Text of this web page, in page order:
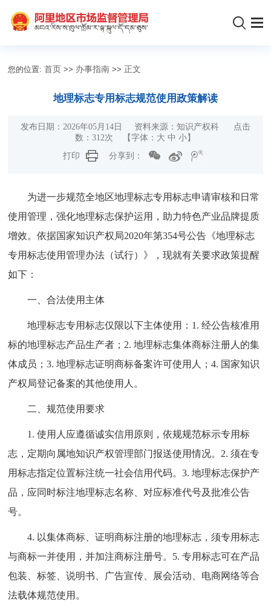
您的位置:首页 >> 办事指南 >> 正文
地理标志专用标志规范使用政策解读
发布日期：2026年05月14日 资料来源：知识产权科 点击
数：312次 【字体： 大 中 小 】
打印
分享到：
为进一步规范全地区地理标志专用标志申请审核和日常
使用管理，强化地理标志保护运用，助力特色产业品牌提质
增效。依据国家知识产权局2020年第354号公告《地理标志
专用标志使用管理办法（试行）》，现就有关要求政策提醒
如下：
一、合法使用主体
地理标志专用标志仅限以下主体使用：1. 经公告核准用
标的地理标志产品生产者；2. 地理标志集体商标注册人的集
体成员；3. 地理标志证明商标备案许可使用人；4. 国家知识
产权局登记备案的其他使用人。
二、规范使用要求
1. 使用人应遵循诚实信用原则，依规规范标示专用标
志，定期向属地知识产权管理部门报送使用情况。2. 须在专
用标志指定位置标注统一社会信用代码。3. 地理标志保护产
品，应同时标注地理标志名称、对应标准代号及批准公告
号。
4. 以集体商标、证明商标注册的地理标志，须专用标志
与商标一并使用，并加注商标注册号。5. 专用标志可在产品
包装、标签、说明书、广告宣传、展会活动、电商网络等合
法载体规范使用。